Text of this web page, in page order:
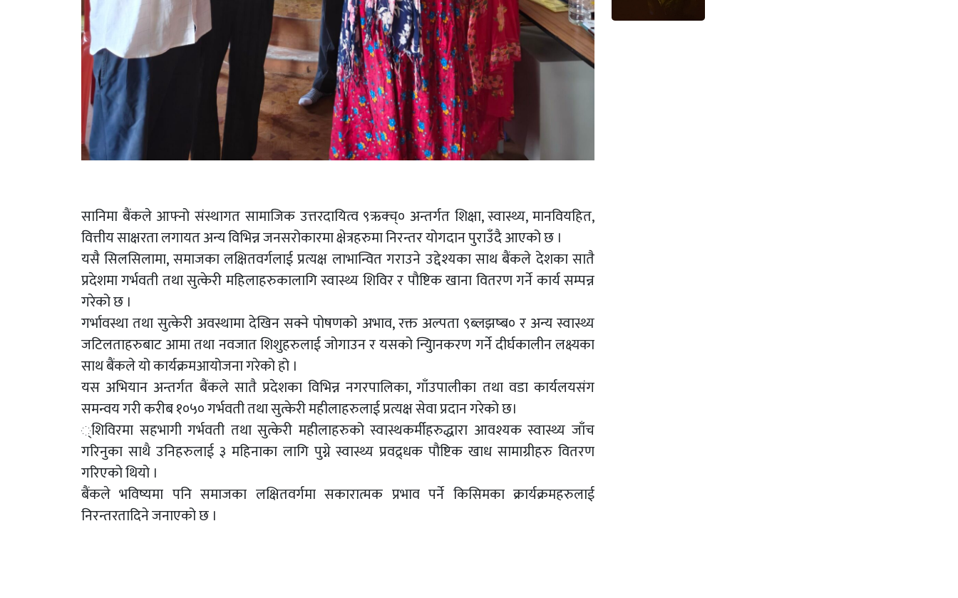
सानिमा बैंकले आफ्नो संस्थागत सामाजिक उत्तरदायित्व ९ऋक्च्० अन्तर्गत शिक्षा, स्वास्थ्य, मानवियहित,
वित्तीय साक्षरता लगायत अन्य विभिन्न जनसरोकारमा क्षेत्रहरुमा निरन्तर योगदान पुराउँदै आएको छ ।
यसै सिलसिलामा, समाजका लक्षितवर्गलाई प्रत्यक्ष लाभान्वित गराउने उद्देश्यका साथ बैंकले देशका सातै
प्रदेशमा गर्भवती तथा सुत्केरी महिलाहरुकालागि स्वास्थ्य शिविर र पौष्टिक खाना वितरण गर्ने कार्य सम्पन्न
गरेको छ ।
गर्भावस्था तथा सुत्केरी अवस्थामा देखिन सक्ने पोषणको अभाव, रक्त अल्पता ९ब्लझष्ब० र अन्य स्वास्थ्य
जटिलताहरुबाट आमा तथा नवजात शिशुहरुलाई जोगाउन र यसको न्युािनकरण गर्ने दीर्घकालीन लक्ष्यका
साथ बैंकले यो कार्यक्रमआयोजना गरेको हो ।
यस अभियान अन्तर्गत बैंकले सातै प्रदेशका विभिन्न नगरपालिका, गाँउपालीका तथा वडा कार्यलयसंग
समन्वय गरी करीब १०५० गर्भवती तथा सुत्केरी महीलाहरुलाई प्रत्यक्ष सेवा प्रदान गरेको छ।
्शिविरमा सहभागी गर्भवती तथा सुत्केरी महीलाहरुको स्वास्थकर्मीहरुद्धारा आवश्यक स्वास्थ्य जाँच
गरिनुका साथै उनिहरुलाई ३ महिनाका लागि पुग्ने स्वास्थ्य प्रवद्र्धक पौष्टिक खाध सामाग्रीहरु वितरण
गरिएको थियो ।
बैंकले भविष्यमा पनि समाजका लक्षितवर्गमा सकारात्मक प्रभाव पर्ने किसिमका क्रार्यक्रमहरुलाई
निरन्तरतादिने जनाएको छ ।